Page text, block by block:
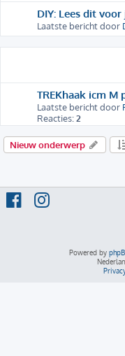
DIY: Lees dit
Laatste bericht door
TREKhaak icm M
Laatste bericht door
Reacties:2
Nieuw onderwerp
Powered by